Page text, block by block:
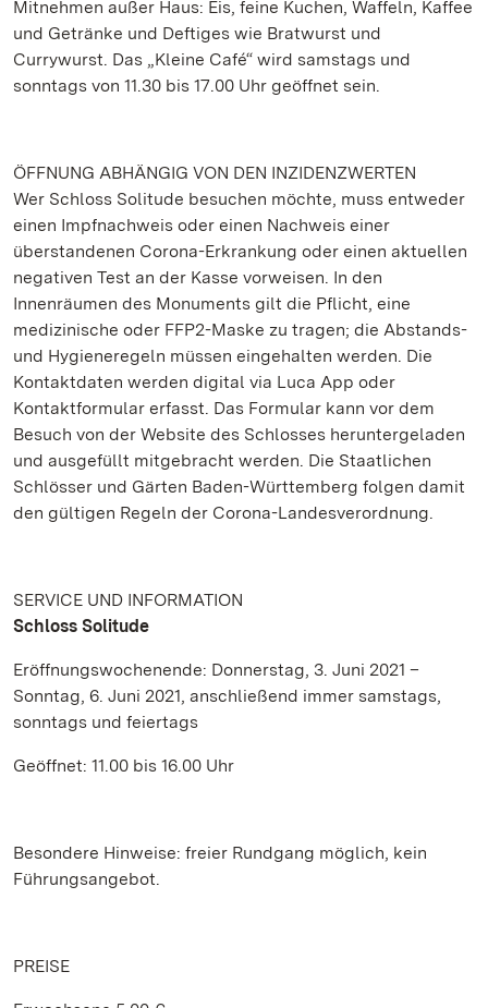
Mitnehmen außer Haus: Eis, feine Kuchen, Waffeln, Kaffee
und Getränke und Deftiges wie Bratwurst und
Currywurst. Das „Kleine Café“ wird samstags und
sonntags von 11.30 bis 17.00 Uhr geöffnet sein.
ÖFFNUNG ABHÄNGIG VON DEN INZIDENZWERTEN
Wer Schloss Solitude besuchen möchte, muss entweder
einen Impfnachweis oder einen Nachweis einer
überstandenen Corona-Erkrankung oder einen aktuellen
negativen Test an der Kasse vorweisen. In den
Innenräumen des Monuments gilt die Pflicht, eine
medizinische oder FFP2-Maske zu tragen; die Abstands-
und Hygieneregeln müssen eingehalten werden. Die
Kontaktdaten werden digital via Luca App oder
Kontaktformular erfasst. Das Formular kann vor dem
Besuch von der Website des Schlosses heruntergeladen
und ausgefüllt mitgebracht werden. Die Staatlichen
Schlösser und Gärten Baden-Württemberg folgen damit
den gültigen Regeln der Corona-Landesverordnung.
SERVICE UND INFORMATION
Schloss Solitude
Eröffnungswochenende: Donnerstag, 3. Juni 2021 –
Sonntag, 6. Juni 2021, anschließend immer samstags,
sonntags und feiertags
Geöffnet: 11.00 bis 16.00 Uhr
Besondere Hinweise: freier Rundgang möglich, kein
Führungsangebot.
PREISE